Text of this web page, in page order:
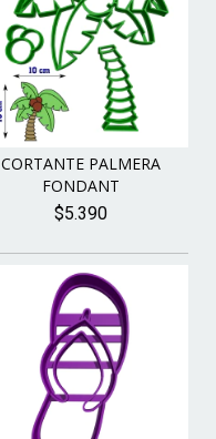
CORTANTE PALMERA
FONDANT
$5.390